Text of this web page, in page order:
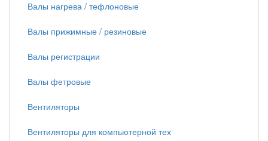
Валы нагрева / тефлоновые
Валы прижимные / резиновые
Валы регистрации
Валы фетровые
Вентиляторы
Вентиляторы для компьютерной тех